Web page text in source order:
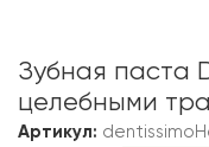
Зубная паста
целебными
Артикул: